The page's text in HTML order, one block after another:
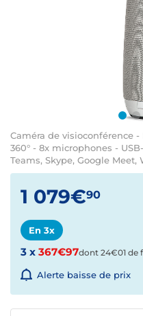
Caméra de visioconférence
360° - 8x microphones -
Teams, Skype, Google Meet,
1 079€90
En 3x
3 x 367€97dont 24€01 de
Alerte baisse de prix